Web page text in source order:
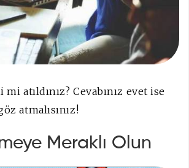
atıldınız? Cevabınız evet ise
atmalısınız!
Meraklı Olun